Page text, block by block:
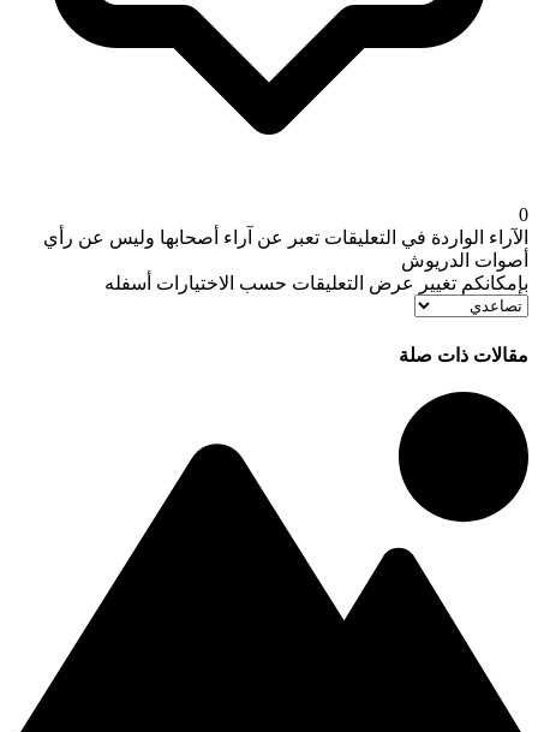
0
الآراء الواردة في التعليقات تعبر عن آراء أصحابها وليس عن رأي
أصوات الدريوش
بإمكانكم تغيير عرض التعليقات حسب الاختيارات أسفله
مقالات ذات صلة